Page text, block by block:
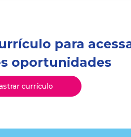
para
oportunidades
currículo